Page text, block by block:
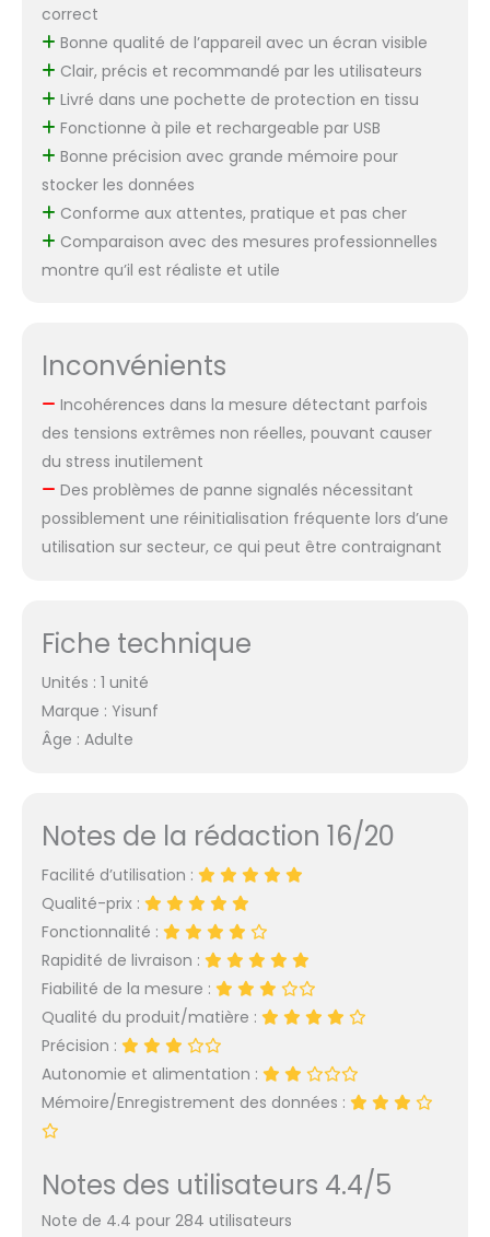
brassard des
traditionnels, afin que
chaque résultat de test
soit précis et fiable.
correct
Bonne qualité de l’appareil avec un écran visible
Clair, précis et recommandé par les utilisateurs
Livré dans une pochette de protection en tissu
Fonctionne à pile et rechargeable par USB
Bonne précision avec grande mémoire pour
stocker les données
Conforme aux attentes, pratique et pas cher
Comparaison avec des mesures professionnelles
montre qu’il est réaliste et utile
Inconvénients
Incohérences dans la mesure détectant parfois
des tensions extrêmes non réelles, pouvant causer
du stress inutilement
Des problèmes de panne signalés nécessitant
possiblement une réinitialisation fréquente lors d’une
utilisation sur secteur, ce qui peut être contraignant
Fiche technique
Unités : 1 unité
Marque : Yisunf
Âge : Adulte
Notes de la rédaction 16/20
Facilité d’utilisation :
Qualité-prix :
Fonctionnalité :
Rapidité de livraison :
Fiabilité de la mesure :
Qualité du produit/matière :
Précision :
Autonomie et alimentation :
Mémoire/Enregistrement des données :
Notes des utilisateurs 4.4/5
Note de 4.4 pour 284 utilisateurs